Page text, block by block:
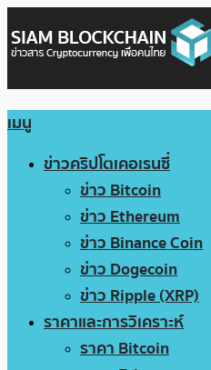
เมนู
ข่าวคริปโตเคอเรนซี่
ข่าว Bitcoin
ข่าว Ethereum
ข่าว Binance Coin
ข่าว Dogecoin
ข่าว Ripple (XRP)
ราคาและการวิเคราะห์
ราคา Bitcoin